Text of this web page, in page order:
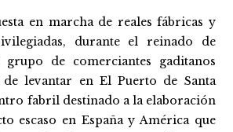
en marcha de reales fábricas y
durante el reinado de
de comerciantes gaditanos
levantar en El Puerto de Santa
fabril destinado a la elaboración
escaso en España y América que